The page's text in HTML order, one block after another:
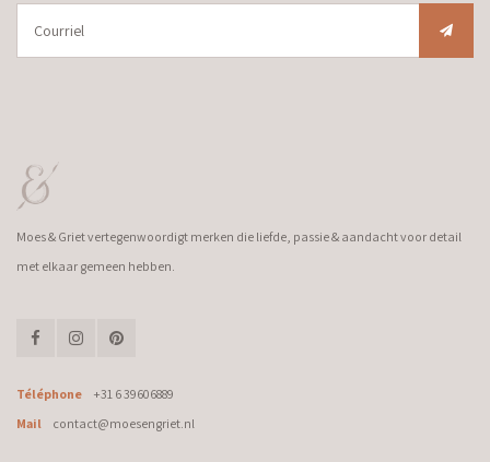
Moes & Griet vertegenwoordigt merken die liefde, passie & aandacht voor detail
met elkaar gemeen hebben.
Téléphone
+31 6 39606889
Mail
contact@moesengriet.nl